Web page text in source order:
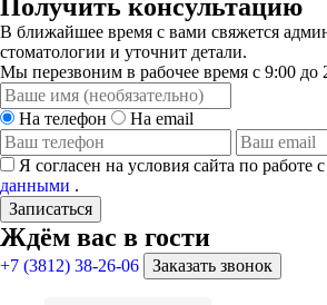
Получить консультацию
В ближайшее время с вами свяжется
стоматологии и уточнит детали.
Мы перезвоним в рабочее время с 9:00 до
На телефон На email
Я согласен на условия сайта по работе с
данными .
Записаться
Ждём вас в гости
+7 (3812) 38-26-06 Заказать звонок